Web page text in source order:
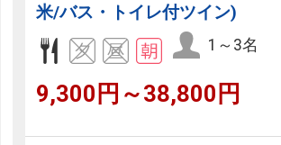
米/バス・トイレ付ツイン)
1～3名
9,300円～38,800円